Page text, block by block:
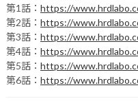
第1話： https://
第2話： https://
第3話： https://
第4話： https://
第5話： https://
第6話： https://